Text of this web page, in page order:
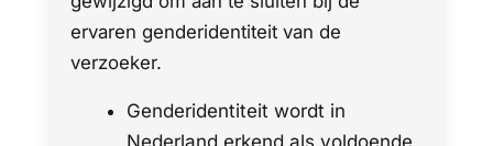
ervaren genderidentiteit van de
verzoeker.
Genderidentiteit wordt in
Nederland erkend als voldoende